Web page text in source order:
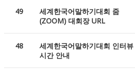
49
세계한국어말하기대회 줌
(ZOOM) 대회장 URL
48
세계한국어말하기대회 인터뷰
시간 안내